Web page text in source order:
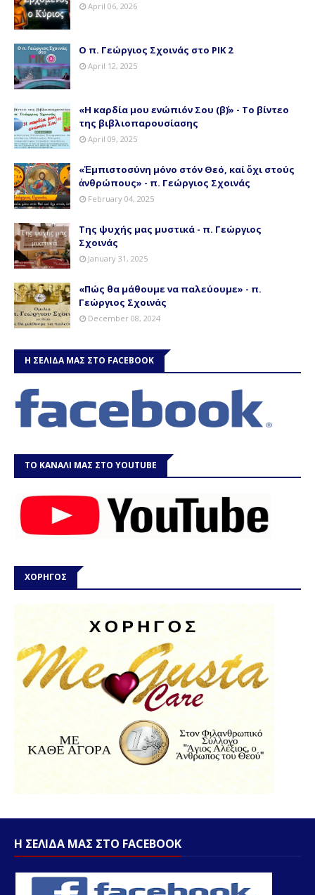
April 06, 2026
Ο π. Γεώργιος Σχοινάς στο ΡΙΚ 2
April 12, 2025
«Η καρδία μου ενώπιόν Σου (β΄)» - Το βίντεο
της βιβλιοπαρουσίασης
April 09, 2025
«Ἐμπιστοσύνη μόνο στόν Θεό, καί ὄχι στούς
ἀνθρώπους» - π. Γεώργιος Σχοινάς
February 04, 2025
Της ψυχής μας μυστικά - π. Γεώργιος
Σχοινάς
January 31, 2025
«Πώς θα μάθουμε να παλεύουμε» - π.
Γεώργιος Σχοινάς
December 08, 2024
Η ΣΕΛΙΔΑ ΜΑΣ ΣΤΟ FACEBOOK
ΤΟ ΚΑΝΑΛΙ ΜΑΣ ΣΤΟ YOUTUBE
ΧΟΡΗΓΟΣ
Η ΣΕΛΙΔΑ ΜΑΣ ΣΤΟ FACEBOOK